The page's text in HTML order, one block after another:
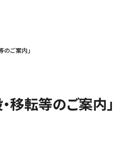
のご案内」
移転等のご案内」